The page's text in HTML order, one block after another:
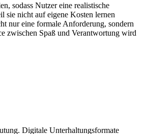
sodass Nutzer eine realistische
sie nicht auf eigene Kosten lernen
nur eine formale Anforderung, sondern
zwischen Spaß und Verantwortung wird
Digitale Unterhaltungsformate